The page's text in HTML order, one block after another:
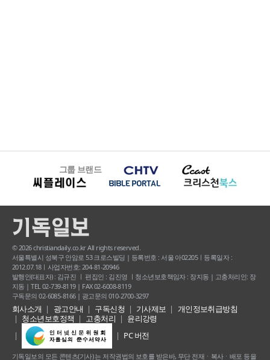
그룹 브랜드
© 2026 christiandaily.co.kr All rights reserved.
서울특별시 성북구 안암로 53 크로스빌딩 | 등록번호 : 서울 아02205ㅣ등록일자 :
2012.07.18ㅣ사업자번호: 204-81-20946
발행인(대표자) : 김규진 ㅣ 편집인 : 김진영 ㅣ청소년보호책임자 : 장지동 | 고충처리인: 장
지동 | TEL 02-739-8119 | FAX 02-6008-8119
구독문의 02-6085-8166 | 광고문의 010-2700-3297
회사소개 광고안내 구독신청 기사제보
개인정보취급방침
청소년보호정책
고충처리
윤리강령
PC 버전
기독일보의 모든 콘텐츠(기사) 는 저작권법의 보호를 받은바, 무단 전재ㆍ복사ㆍ배포 등을